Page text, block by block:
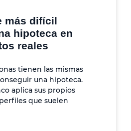
más difícil
hipoteca en
reales
tienen las mismas
una hipoteca.
aplica sus propios
que suelen